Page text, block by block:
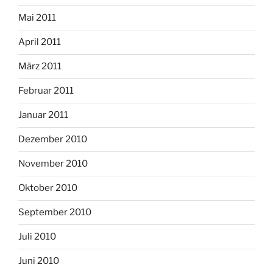
Mai 2011
April 2011
März 2011
Februar 2011
Januar 2011
Dezember 2010
November 2010
Oktober 2010
September 2010
Juli 2010
Juni 2010